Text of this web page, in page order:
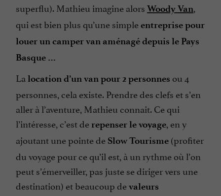
superflu). Mathieu imagine alors Woody Van
qui est bien plus qu’une simpleentreprise pour
louer un camper van aménagé depuis le Pays
Basque …
La location d’un van pour 2 personnes ou 4
personnes, cela existe. Prendre des clefs et s’en
aller à l’aventure, Mathieu connait. Ce qui
l’intéresse, c’est de repenser le voyage , en y
ajoutant une pointe de Slow Tourisme (profiter
du voyage pour ce qu’il est, à un rythme où l’on
peut s’émerveiller, pas juste se diriger vers une
destination) et beaucoup devaleurs